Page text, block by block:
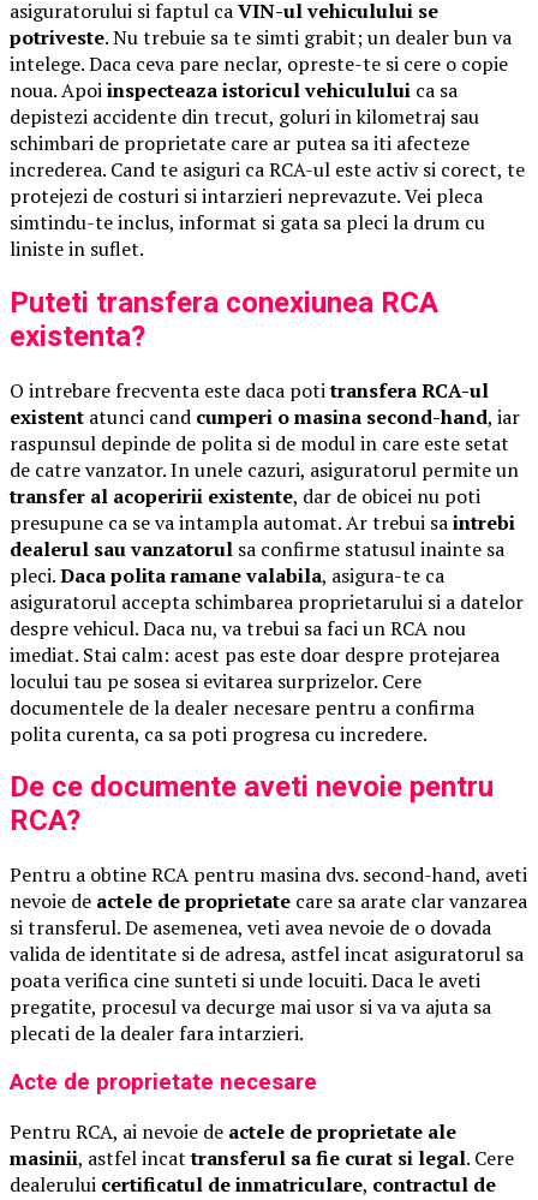
asiguratorului si faptul caVIN-ul vehiculului se
potriveste. Nu trebuie sa te simti grabit; un dealer bun va
intelege. Daca ceva pare neclar, opreste-te si cere o copie
noua. Apoiinspecteaza istoricul vehiculului ca sa
depistezi accidente din trecut, goluri in kilometraj sau
schimbari de proprietate care ar putea sa iti afecteze
increderea. Cand te asiguri ca RCA-ul este activ si corect, te
protejezi de costuri si intarzieri neprevazute. Vei pleca
simtindu-te inclus, informat si gata sa pleci la drum cu
liniste in suflet.
Puteti transfera conexiunea RCA
existenta?
O intrebare frecventa este daca potitransfera RCA-ul
existent atunci cand cumperi o masina second-hand, iar
raspunsul depinde de polita si de modul in care este setat
de catre vanzator. In unele cazuri, asiguratorul permite un
transfer al acoperirii existente, dar de obicei nu poti
presupune ca se va intampla automat. Ar trebui saintrebi
dealerul sau vanzatorul sa confirme statusul inainte sa
pleci.Daca polita ramane valabila, asigura-te ca
asiguratorul accepta schimbarea proprietarului si a datelor
despre vehicul. Daca nu, va trebui sa faci un RCA nou
imediat. Stai calm: acest pas este doar despre protejarea
locului tau pe sosea si evitarea surprizelor. Cere
documentele de la dealer necesare pentru a confirma
polita curenta, ca sa poti progresa cu incredere.
De ce documente aveti nevoie pentru
RCA?
Pentru a obtine RCA pentru masina dvs. second-hand, aveti
nevoie de actele de proprietate care sa arate clar vanzarea
si transferul. De asemenea, veti avea nevoie de o dovada
valida de identitate si de adresa, astfel incat asiguratorul sa
poata verifica cine sunteti si unde locuiti. Daca le aveti
pregatite, procesul va decurge mai usor si va va ajuta sa
plecati de la dealer fara intarzieri.
Acte de proprietate necesare
Pentru RCA, ai nevoie de actele de proprietate ale
masinii, astfel incattransferul sa fie curat si legal. Cere
dealerului certificatul de inmatriculare, contractul de